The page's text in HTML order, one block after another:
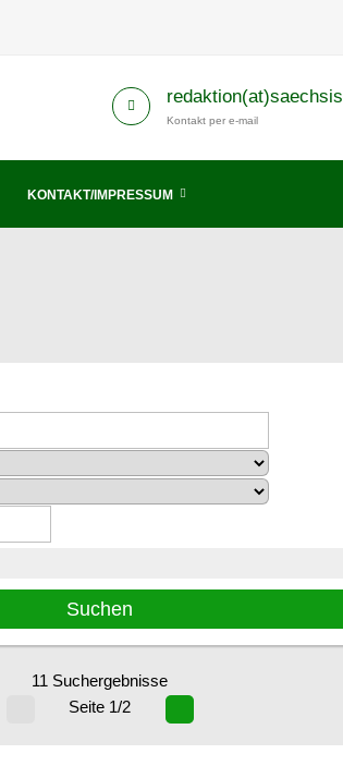
Kontakt per e-mail
KONTAKT/IMPRESSUM
11 Suchergebnisse
Seite 1/2